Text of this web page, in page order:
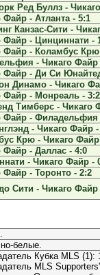
Ред Буллз -
Файр - Атланта - 5:1
Канзас-Сити -
Файр - Цинциннати -
Файр - Коламбус Крю
- Чикаго Файр
Файр - Ди Си
Динамо - Чикаго
Файр - Монреаль - 3:2
Тимберс - Чикаго
Файр - Филадельфия
- Чикаго Файр -
Крю - Чикаго Файр
Файр - Даллас - 4:0
- Чикаго Файр -
Файр - Торонто - 2:2
Сити - Чикаго Файр
белые.
Кубка MLS (1):
MLS